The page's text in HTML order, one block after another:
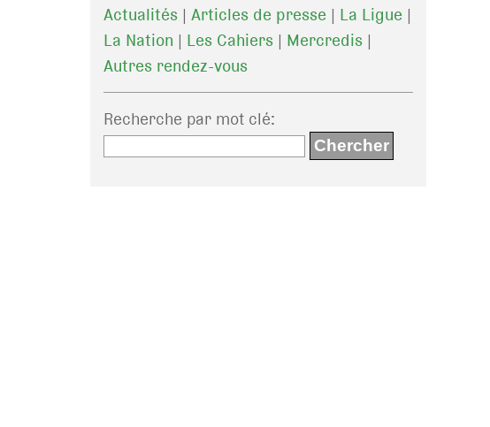
Actualités | Articles de presse | La Ligue |
La Nation | Les Cahiers | Mercredis |
Autres rendez-vous
Recherche par mot clé: